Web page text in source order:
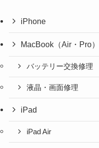
iPhone
MacBook（Air・Pro）
バッテリー交換修理
液晶・画面修理
iPad
iPad Air